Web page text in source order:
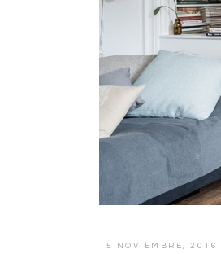
15 NOVIEMBRE, 2016